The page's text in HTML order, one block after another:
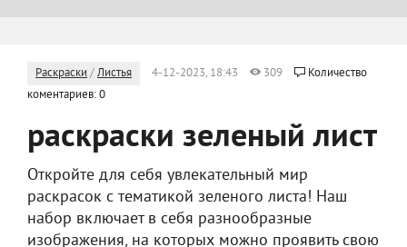
Раскраски /Листья 4-12-2023, 18:43 309
Количество
коментариев: 0
раскраски зеленый лист
Откройте для себя увлекательный мир
раскрасок с тематикой зеленого листа! Наш
набор включает в себя разнообразные
изображения, на которых можно проявить свою